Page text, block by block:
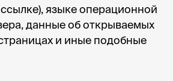
языке операционной
данные об открываемых
и иные подобные